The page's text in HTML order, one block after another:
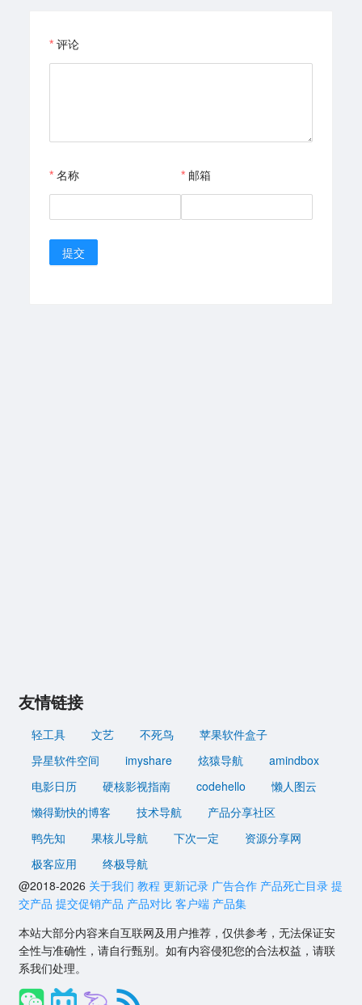
评论
名称 邮箱
提交
友情链接
轻工具 文艺 不死鸟
苹果软件盒子
异星软件空间
imyshare 炫猿导航
amindbox
电影日历
硬核影视指南 codehello
懒人图云
懒得勤快的博客
技术导航
产品分享社区
鸭先知
果核儿导航 下次一定
资源分享网
极客应用
终极导航
@2018-2026 关于我们 教程 更新记录 广告合作 产品死亡目录 提
交产品 提交促销产品 产品对比 客户端 产品集
本站大部分内容来自互联网及用户推荐，仅供参考，无法保证安
全性与准确性，请自行甄别。如有内容侵犯您的合法权益，请联
系我们处理。